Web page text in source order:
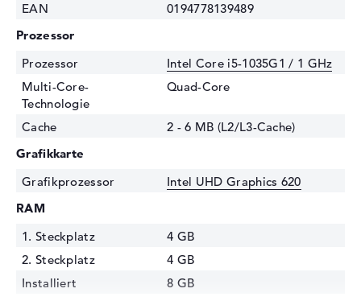
EAN
0194778139489
Prozessor
Prozessor
Intel Core i5-1035G1 / 1 GHz
Multi-Core-
Technologie
Quad-Core
Cache
2 - 6 MB (L2/L3-Cache)
Grafikkarte
Grafikprozessor
Intel UHD Graphics 620
RAM
1. Steckplatz
4 GB
2. Steckplatz
4 GB
Installiert
8 GB